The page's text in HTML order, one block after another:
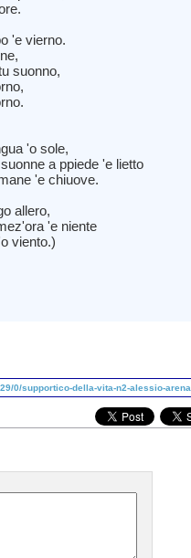
'e vierno.
suonno,
'o sole,
a ppiede 'e lietto
'e chiuove.
allero,
'e niente
viento.)
0/supportico-della-vita-n2-alessio-arena